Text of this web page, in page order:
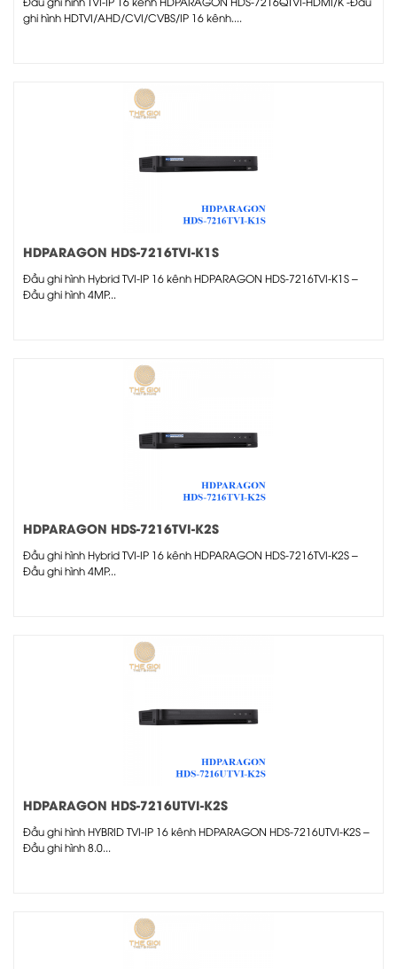
ghi hình HDTVI/AHD/CVI/CVBS/IP 16 kênh....
HDPARAGON HDS-7216TVI-K1S
Đầu ghi hình Hybrid TVI-IP 16 kênh HDPARAGON HDS-7216TVI-K1S –
Đầu ghi hình 4MP...
HDPARAGON HDS-7216TVI-K2S
Đầu ghi hình Hybrid TVI-IP 16 kênh HDPARAGON HDS-7216TVI-K2S –
Đầu ghi hình 4MP...
HDPARAGON HDS-7216UTVI-K2S
Đầu ghi hình HYBRID TVI-IP 16 kênh HDPARAGON HDS-7216UTVI-K2S –
Đầu ghi hình 8.0...